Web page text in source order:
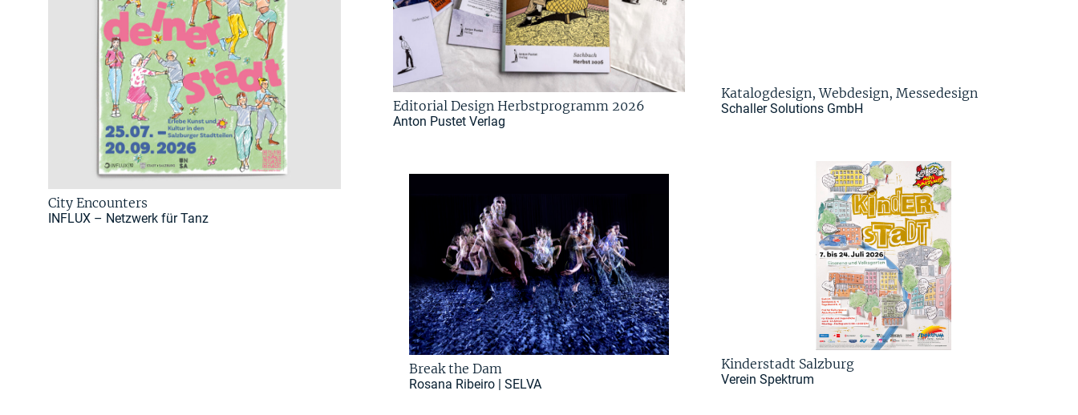
City Encounters
INFLUX – Netzwerk für Tanz
Editorial Design Herbstprogramm 2026
Anton Pustet Verlag
Katalogdesign, Webdesign, Messedesign
Schaller Solutions GmbH
Kinderstadt Salzburg
Verein Spektrum
Break the Dam
Rosana Ribeiro | SELVA